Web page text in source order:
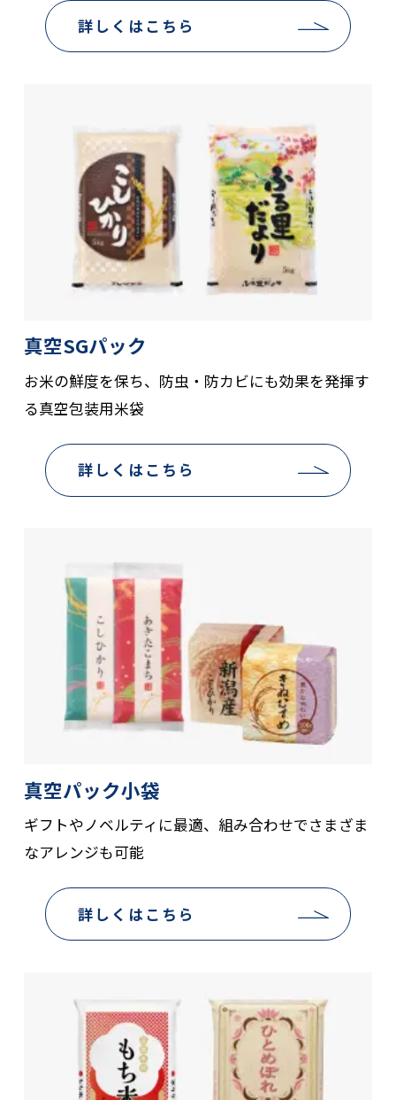
詳しくはこちら
真空SGパック
お米の鮮度を保ち、防虫・防カビにも効果を発揮す
る真空包装用米袋
詳しくはこちら
真空パック小袋
ギフトやノベルティに最適、組み合わせでさまざま
なアレンジも可能
詳しくはこちら